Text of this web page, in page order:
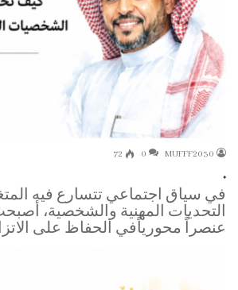
MUFFF2030
0
72
.
في سياق اجتماعي تتسارع فيه
التحديات المهنية والشخصية،
عنصراً محورياًفي الحفاظ على